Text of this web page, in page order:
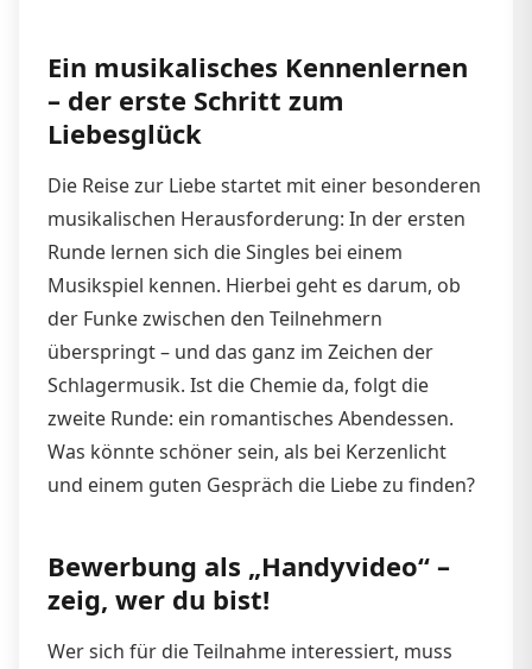
Ein musikalisches Kennenlernen
– der erste Schritt zum
Liebesglück
Die Reise zur Liebe startet mit einer besonderen
musikalischen Herausforderung: In der ersten
Runde lernen sich die Singles bei einem
Musikspiel kennen. Hierbei geht es darum, ob
der Funke zwischen den Teilnehmern
überspringt – und das ganz im Zeichen der
Schlagermusik. Ist die Chemie da, folgt die
zweite Runde: ein romantisches Abendessen.
Was könnte schöner sein, als bei Kerzenlicht
und einem guten Gespräch die Liebe zu finden?
Bewerbung als „Handyvideo“ –
zeig, wer du bist!
Wer sich für die Teilnahme interessiert, muss